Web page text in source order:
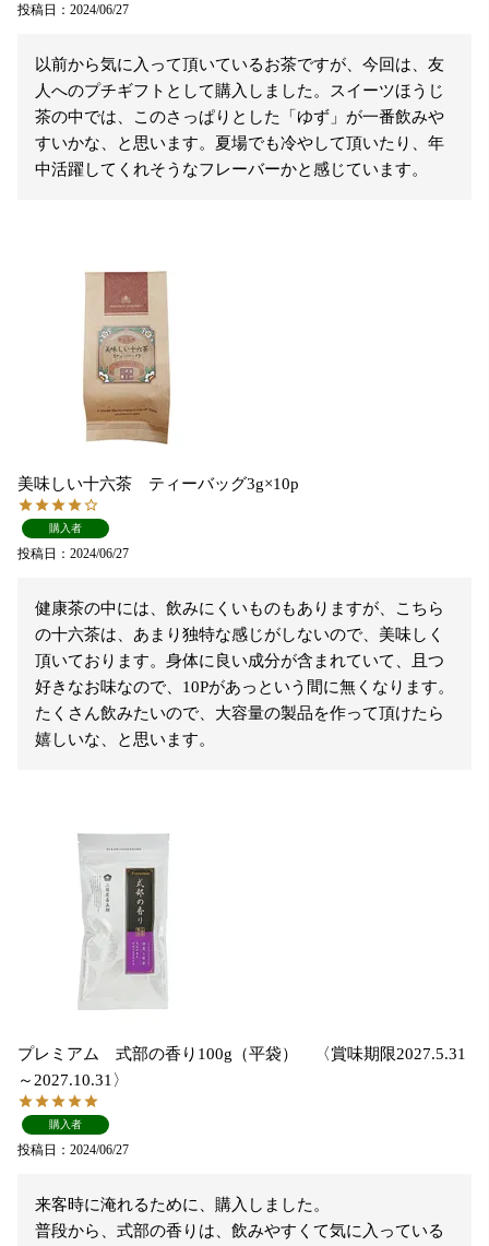
投稿日 2024/06/27
以前から気に入って頂いているお茶ですが、今回は、友
人へのプチギフトとして購入しました。スイーツほうじ
茶の中では、このさっぱりとした「ゆず」が一番飲みや
すいかな、と思います。夏場でも冷やして頂いたり、年
中活躍してくれそうなフレーバーかと感じています。
美味しい十六茶 ティーバッグ3g×10p
購入者
投稿日 2024/06/27
健康茶の中には、飲みにくいものもありますが、こちら
の十六茶は、あまり独特な感じがしないので、美味しく
頂いております。身体に良い成分が含まれていて、且つ
好きなお味なので、10Pがあっという間に無くなります。
たくさん飲みたいので、大容量の製品を作って頂けたら
嬉しいな、と思います。
プレミアム 式部の香り100g（平袋） 〈賞味期限2027.5.31
～2027.10.31〉
購入者
投稿日 2024/06/27
来客時に淹れるために、購入しました。
普段から、式部の香りは、飲みやすくて気に入っている